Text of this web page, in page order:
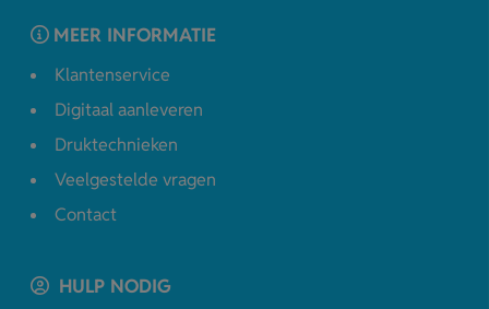
MEER INFORMATIE
Klantenservice
Digitaal aanleveren
Druktechnieken
Veelgestelde vragen
Contact
HULP NODIG